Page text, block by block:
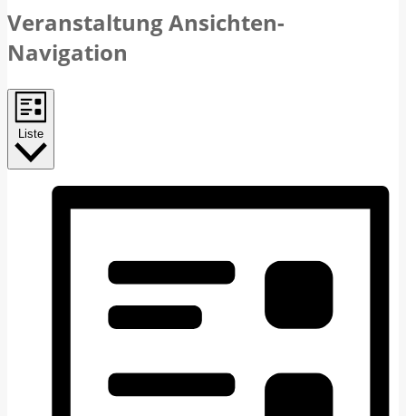
Veranstaltung Ansichten-
Navigation
Liste